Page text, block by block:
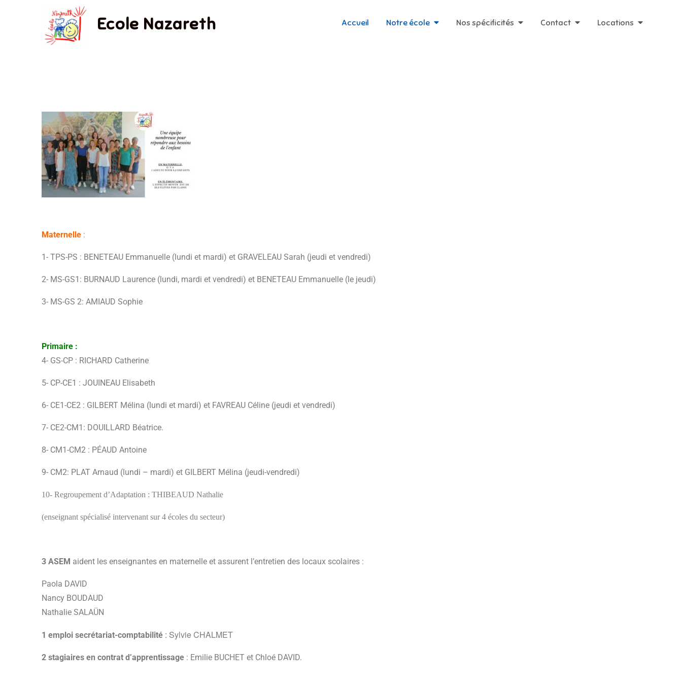
Ecole Nazareth Accueil Notre école Nos spécificités Contact Locations
Maternelle :
1- TPS-PS : BENETEAU Emmanuelle (lundi et mardi) et GRAVELEAU Sarah (jeudi et vendredi)
2- MS-GS1: BURNAUD Laurence (lundi, mardi et vendredi) et BENETEAU Emmanuelle (le jeudi)
3- MS-GS 2: AMIAUD Sophie
Primaire :
4- GS-CP : RICHARD Catherine
5- CP-CE1 : JOUINEAU Elisabeth
6- CE1-CE2 : GILBERT Mélina (lundi et mardi) et FAVREAU Céline (jeudi et vendredi)
7- CE2-CM1: DOUILLARD Béatrice.
8- CM1-CM2 : PÉAUD Antoine
9- CM2: PLAT Arnaud (lundi – mardi) et GILBERT Mélina (jeudi-vendredi)
10- Regroupement d’Adaptation : THIBEAUD Nathalie
(enseignant spécialisé intervenant sur 4 écoles du secteur)
3 ASEM aident les enseignantes en maternelle et assurent l’entretien des locaux scolaires :
Paola DAVID
Nancy BOUDAUD
Nathalie SALAÜN
1 emploi secrétariat-comptabilité : Sylvie CHALMET
2 stagiaires en contrat d’apprentissage : Emilie BUCHET et Chloé DAVID.